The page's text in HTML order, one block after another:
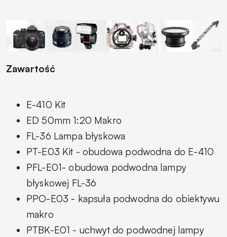
Zawartość
E-410 Kit
ED 50mm 1:20 Makro
FL-36 Lampa błyskowa
PT-E03 Kit - obudowa podwodna do E-410
PFL-E01- obudowa podwodna lampy
błyskowej FL-36
PPO-E03 - kapsuła podwodna do obiektywu
makro
PTBK-E01 - uchwyt do podwodnej lampy